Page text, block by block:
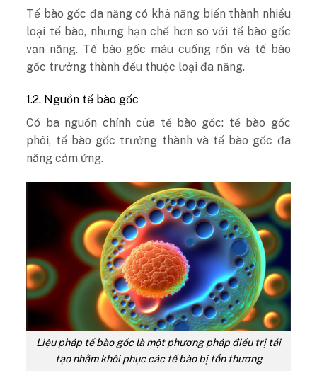
Tế bào gốc đa năng có khả năng biến thành nhiều
loại tế bào, nhưng hạn chế hơn so với tế bào gốc
vạn năng. Tế bào gốc máu cuống rốn và tế bào
gốc trưởng thành đều thuộc loại đa năng.
1.2. Nguồn tế bào gốc
Có ba nguồn chính của tế bào gốc: tế bào gốc
phôi, tế bào gốc trưởng thành và tế bào gốc đa
năng cảm ứng.
Liệu pháp tế bào gốc là một phương pháp điều trị tái
tạo nhằm khôi phục các tế bào bị tổn thương